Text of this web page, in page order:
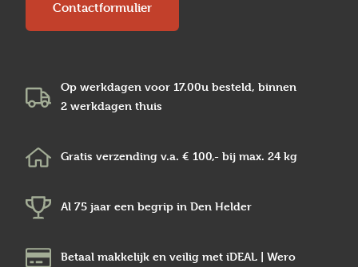
Contactformulier
Op werkdagen voor 17.00u besteld, binnen
2 werkdagen thuis
Gratis verzending v.a. € 100,- bij max. 24 kg
Al 75 jaar een begrip in Den Helder
Betaal makkelijk en veilig met iDEAL | Wero